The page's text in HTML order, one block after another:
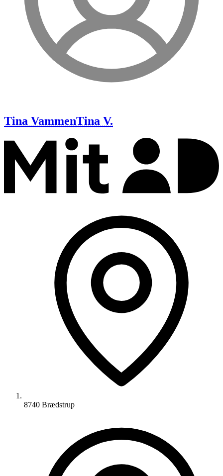
Tina VammenTina V.
8740 Brædstrup